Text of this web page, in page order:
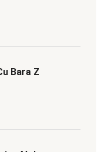
Bara Z